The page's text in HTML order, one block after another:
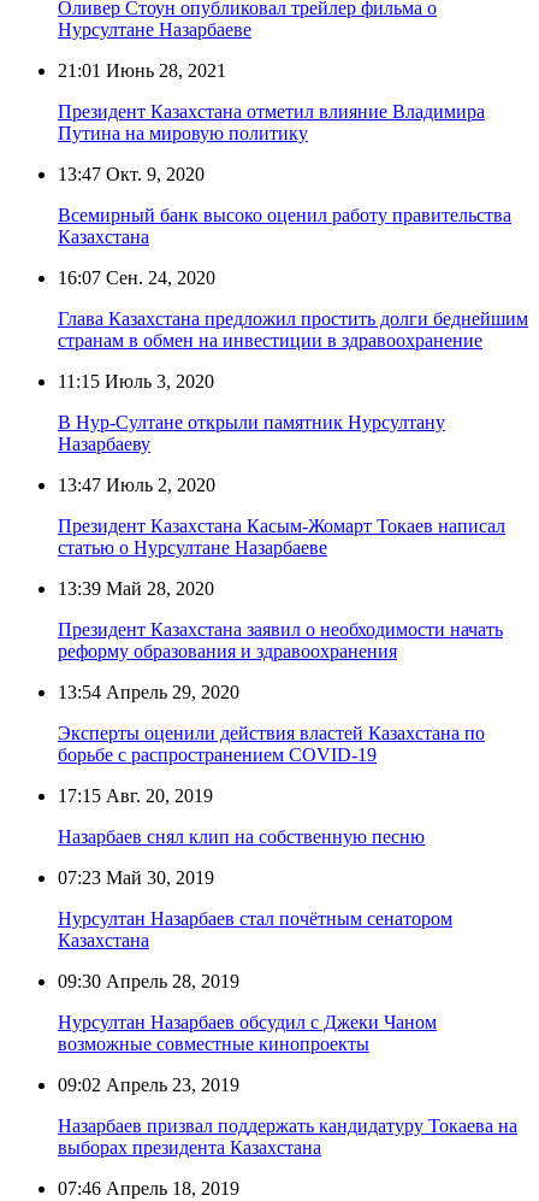
Оливер Стоун опубликовал трейлер фильма о
Нурсултане Назарбаеве
21:01 Июнь 28, 2021
Президент Казахстана отметил влияние Владимира
Путина на мировую политику
13:47 Окт. 9, 2020
Всемирный банк высоко оценил работу правительства
Казахстана
16:07 Сен. 24, 2020
Глава Казахстана предложил простить долги беднейшим
странам в обмен на инвестиции в здравоохранение
11:15 Июль 3, 2020
В Нур-Султане открыли памятник Нурсултану
Назарбаеву
13:47 Июль 2, 2020
Президент Казахстана Касым-Жомарт Токаев написал
статью о Нурсултане Назарбаеве
13:39 Май 28, 2020
Президент Казахстана заявил о необходимости начать
реформу образования и здравоохранения
13:54 Апрель 29, 2020
Эксперты оценили действия властей Казахстана по
борьбе с распространением COVID-19
17:15 Авг. 20, 2019
Назарбаев снял клип на собственную песню
07:23 Май 30, 2019
Нурсултан Назарбаев стал почётным сенатором
Казахстана
09:30 Апрель 28, 2019
Нурсултан Назарбаев обсудил с Джеки Чаном
возможные совместные кинопроекты
09:02 Апрель 23, 2019
Назарбаев призвал поддержать кандидатуру Токаева на
выборах президента Казахстана
07:46 Апрель 18, 2019